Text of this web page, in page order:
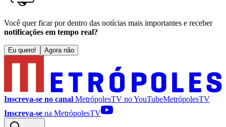
Você quer ficar por dentro das notícias mais importantes e receber
notificações em tempo real?
Eu quero! Agora não
Inscreva-se no canal MetrópolesTV noYouTubeMetrópolesTV
Inscreva-se na MetrópolesTV